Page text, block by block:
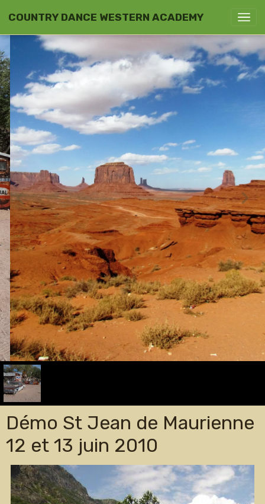
COUNTRY DANCE WESTERN ACADEMY
Démo St Jean de Maurienne
12 et 13 juin 2010